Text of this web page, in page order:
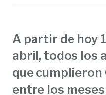
A partir de hoy
abril, todos los
que cumplieron
entre los